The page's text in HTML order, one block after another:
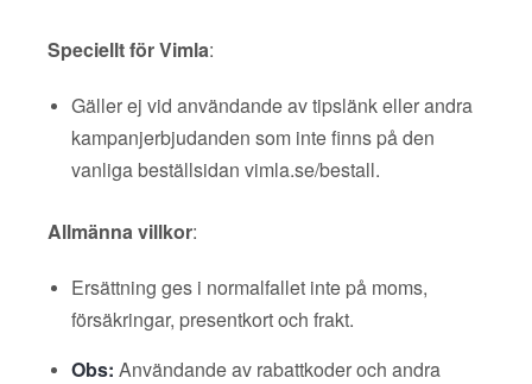
Speciellt för Vimla:
Gäller ej vid användande av tipslänk eller andra
kampanjerbjudanden som inte finns på den
vanliga beställsidan vimla.se/bestall.
Allmänna villkor:
Ersättning ges i normalfallet inte på moms,
försäkringar, presentkort och frakt.
Obs: Användande av rabattkoder och andra